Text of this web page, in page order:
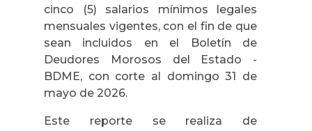
cinco (5) salarios mínimos legales
mensuales vigentes, con el fin de que
sean incluidos en el Boletín de
Deudores Morosos del Estado -
BDME, con corte al domingo 31 de
mayo de 2026.
Este reporte se realiza de